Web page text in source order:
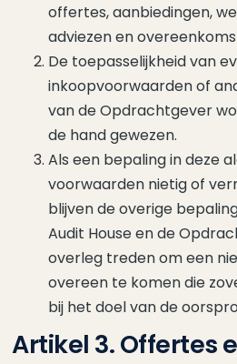
offertes, aanbiedingen,
adviezen en
De toepasselijkheid van
inkoopvoorwaarden of
van de Opdrachtgever
de hand gewezen.
Als een bepaling in deze
voorwaarden nietig of
blijven de overige
Audit House en de
overleg treden om een
overeen te komen die
bij het doel van de
Artikel 3. Offertes